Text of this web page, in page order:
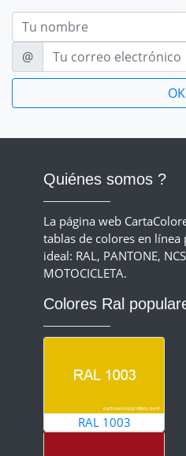
Nom
E-mail
@
Quiénes somos ?
La página web
tablas de colores en
ideal: RAL, PANTONE,
MOTOCICLETA.
Colores Ral
RAL 1003